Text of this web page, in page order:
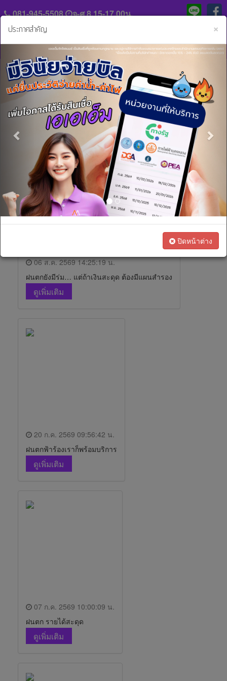
081-945-5508 จ-ศ 8.15-17.00น.
แจ้ง
หลัก
ฐาน
ชำระ
งวด
เชื่อ
และ
บริการ
สนใจ
เป็น
ทางการ
ประวัติ
ความ
เป็น
ร่วม
ติดต่อ
เรา
ข่าวสารและกิจกรรม..
06 ส.ค. 2569 14:25:19 น.
ฝนตกยังมีร่ม… แต่ถ้าเงินสะดุด ต้องมีแผนสำรอง
ดูเพิ่มเติม
20 ก.ค. 2569 09:56:42 น.
ฝนตกฟ้าร้องเราก็พร้อมบริการ
ดูเพิ่มเติม
07 ก.ค. 2569 10:00:09 น.
ฝนตก รายได้สะดุด
ดูเพิ่มเติม
×
ประกาศสำคัญ
Previous
ปิดหน้าต่าง